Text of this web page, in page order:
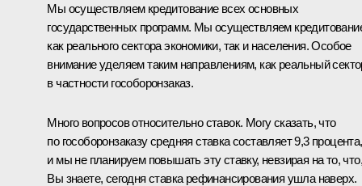
Мы осуществляем кредитование всех основных
государственных программ. Мы осуществляем
как реального сектора экономики, так и населения. Особое
внимание уделяем таким направлениям, как реальный
в частности гособоронзаказ.
Много вопросов относительно ставок. Могу сказать, что
по гособоронзаказу средняя ставка составляет 9,3 процента,
и мы не планируем повышать эту ставку, невзирая на то, что,
Вы знаете, сегодня ставка рефинансирования ушла наверх.